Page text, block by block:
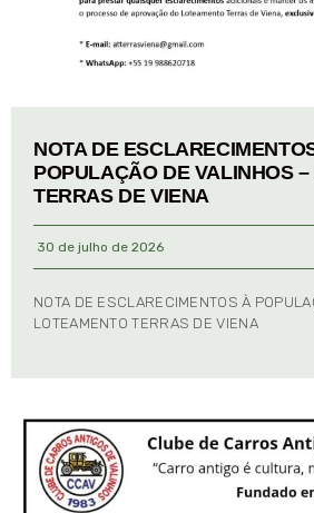
NOTA DE
POPULAÇÃO DE VALINHOS
TERRAS DE VIENA
30 de julho de 2026
NOTA DE ESCLARECIMENTOS À
LOTEAMENTO TERRAS DE VIENA